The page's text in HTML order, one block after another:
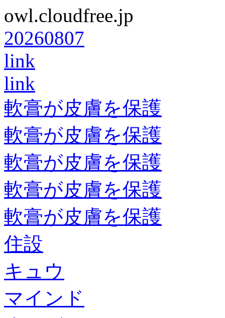
owl.cloudfree.jp
20260807
link
link
軟膏が皮膚を保護
軟膏が皮膚を保護
軟膏が皮膚を保護
軟膏が皮膚を保護
軟膏が皮膚を保護
住設
キュウ
マインド